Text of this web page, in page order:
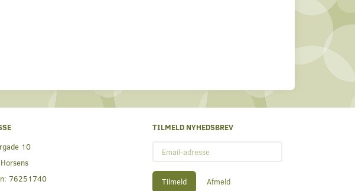
10
76251740
TILMELD NYHEDSBREV
adresse
Tilmeld Afmeld